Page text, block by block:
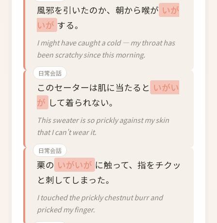
風邪を引いたのか、朝から喉が いが
いが する。
I might have caught a cold — my throat has
been scratchy since this morning.
日常会話
このセーターは肌に当たると いがい
が して着られない。
This sweater is so prickly against my skin
that I can't wear it.
日常会話
栗の いがいが に触って、指をチクッ
と刺してしまった。
I touched the prickly chestnut burr and
pricked my finger.